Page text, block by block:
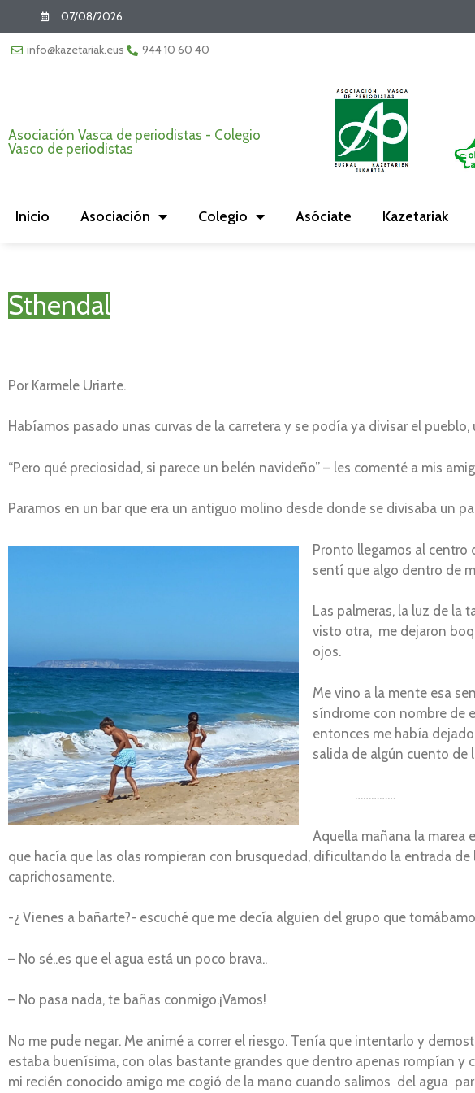
07/08/2026
info@kazetariak.eus 944 10 60 40
Asociación Vasca de periodistas - Colegio
Vasco de periodistas
Inicio Asociación Colegio Asóciate Kazetariak
Sthendal
Por Karmele Uriarte.
Habíamos pasado unas curvas de la carretera y se podía ya divisar el
“Pero qué preciosidad, si parece un belén navideño” – les comenté a mis
Paramos en un bar que era un antiguo molino desde donde se divisaba un
Pronto llegamos al centro
sentí que algo dentro de
Las palmeras, la luz de la
visto otra, me dejaron
ojos.
Me vino a la mente esa
síndrome con nombre de
entonces me había
salida de algún cuento de
……………
Aquella mañana la marea
que hacía que las olas rompieran con brusquedad, dificultando la entrada
caprichosamente.
-¿ Vienes a bañarte?- escuché que me decía alguien del grupo que
– No sé..es que el agua está un poco brava..
– No pasa nada, te bañas conmigo.¡Vamos!
No me pude negar. Me animé a correr el riesgo. Tenía que intentarlo y
estaba buenísima, con olas bastante grandes que dentro apenas rompían
mi recién conocido amigo me cogió de la mano cuando salimos del agua